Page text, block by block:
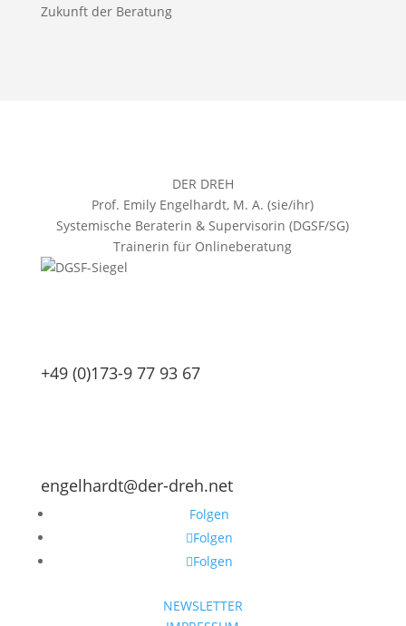
Zukunft der Beratung
DER DREH
Prof. Emily Engelhardt, M. A. (sie/ihr)
Systemische Beraterin & Supervisorin (DGSF/SG)
Trainerin für Onlineberatung
+49 (0)173-9 77 93 67
engelhardt@der-dreh.net
Folgen
Folgen
Folgen
NEWSLETTER